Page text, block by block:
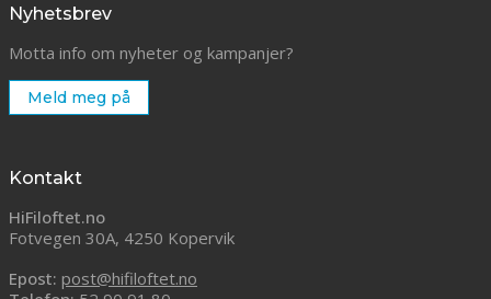
Nyhetsbrev
Motta info om nyheter og kampanjer?
Meld meg på
Kontakt
HiFiloftet.no
Fotvegen 30A, 4250 Kopervik
Epost: post@hifiloftet.no